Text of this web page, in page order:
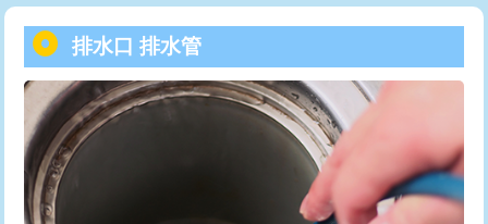
用（追加）/3ｍ超え)
給水管工事※（ライニング鋼管・銅
管・ポリ管・HT管使用/3ｍまで)
44,000円
給水管工事※（ライニング鋼管・銅
管・ポリ管・HT管使用/3ｍ超え)
+8,800円
排水管工事（土の掘削・埋め戻し作
11,000円~
トーラー機使用/3mまで
追加トーラー機使用/3m超え +3,300円
カメラ調査 33,000円
桝清掃 8,800円
排水口 排水管